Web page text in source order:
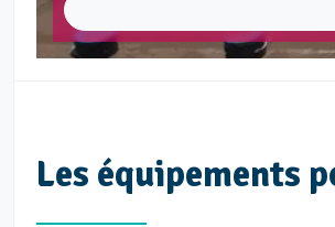
Les équipements